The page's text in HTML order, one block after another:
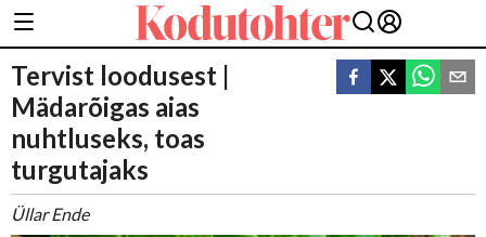
Tervist loodusest |
Mädarõigas aias
nuhtluseks, toas
turgutajaks
Üllar Ende